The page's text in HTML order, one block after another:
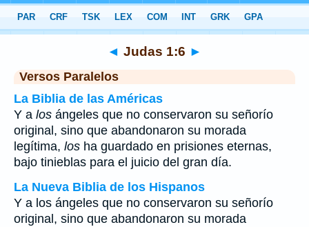
>Judas > Capítulo 1> Verso 6
◄ Judas 1:6 ►
Versos Paralelos
La Biblia de las Américas
Y a los ángeles que no conservaron su señorío
original, sino que abandonaron su morada
legítima, los ha guardado en prisiones eternas,
bajo tinieblas para el juicio del gran día.
La Nueva Biblia de los Hispanos
Y a los ángeles que no conservaron su señorío
original, sino que abandonaron su morada